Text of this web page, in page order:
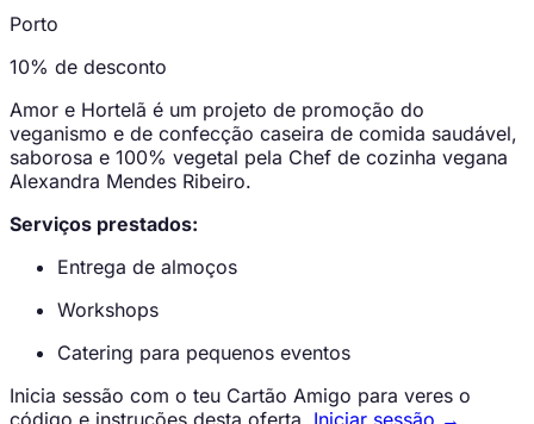
Porto
10% de desconto
Amor e Hortelã é um projeto de promoção do
veganismo e de confecção caseira de comida saudável,
saborosa e 100% vegetal pela Chef de cozinha vegana
Alexandra Mendes Ribeiro.
Serviços prestados:
Entrega de almoços
Workshops
Catering para pequenos eventos
Inicia sessão com o teu Cartão Amigo para veres o
código e instruções desta oferta. Iniciar sessão →